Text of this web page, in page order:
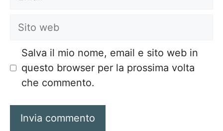
Sito
Salva il mio nome, email e sito web in
questo browser per la prossima volta
che commento.